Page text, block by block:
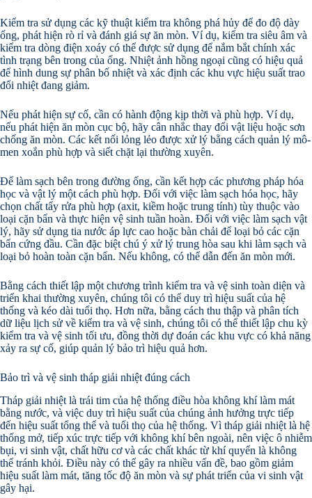
Kiểm tra sử dụng các kỹ thuật kiểm tra không phá hủy để đo độ dày
ống, phát hiện rò rỉ và đánh giá sự ăn mòn. Ví dụ, kiểm tra siêu âm và
kiểm tra dòng điện xoáy có thể được sử dụng để nắm bắt chính xác
tình trạng bên trong của ống. Nhiệt ảnh hồng ngoại cũng có hiệu quả
để hình dung sự phân bố nhiệt và xác định các khu vực hiệu suất trao
đổi nhiệt đang giảm.
Nếu phát hiện sự cố, cần có hành động kịp thời và phù hợp. Ví dụ,
nếu phát hiện ăn mòn cục bộ, hãy cân nhắc thay đổi vật liệu hoặc sơn
chống ăn mòn. Các kết nối lỏng lẻo được xử lý bằng cách quản lý mô-
men xoắn phù hợp và siết chặt lại thường xuyên.
Để làm sạch bên trong đường ống, cần kết hợp các phương pháp hóa
học và vật lý một cách phù hợp. Đối với việc làm sạch hóa học, hãy
chọn chất tẩy rửa phù hợp (axit, kiềm hoặc trung tính) tùy thuộc vào
loại cặn bẩn và thực hiện vệ sinh tuần hoàn. Đối với việc làm sạch vật
lý, hãy sử dụng tia nước áp lực cao hoặc bàn chải để loại bỏ các cặn
bẩn cứng đầu. Cần đặc biệt chú ý xử lý trung hòa sau khi làm sạch và
loại bỏ hoàn toàn cặn bẩn. Nếu không, có thể dẫn đến ăn mòn mới.
Bằng cách thiết lập một chương trình kiểm tra và vệ sinh toàn diện và
triển khai thường xuyên, chúng tôi có thể duy trì hiệu suất của hệ
thống và kéo dài tuổi thọ. Hơn nữa, bằng cách thu thập và phân tích
dữ liệu lịch sử về kiểm tra và vệ sinh, chúng tôi có thể thiết lập chu kỳ
kiểm tra và vệ sinh tối ưu, đồng thời dự đoán các khu vực có khả năng
xảy ra sự cố, giúp quản lý bảo trì hiệu quả hơn.
Bảo trì và vệ sinh tháp giải nhiệt đúng cách
Tháp giải nhiệt là trái tim của hệ thống điều hòa không khí làm mát
bằng nước, và việc duy trì hiệu suất của chúng ảnh hưởng trực tiếp
đến hiệu suất tổng thể và tuổi thọ của hệ thống. Vì tháp giải nhiệt là hệ
thống mở, tiếp xúc trực tiếp với không khí bên ngoài, nên việc ô nhiễm
bụi, vi sinh vật, chất hữu cơ và các chất khác từ khí quyển là không
thể tránh khỏi. Điều này có thể gây ra nhiều vấn đề, bao gồm giảm
hiệu suất làm mát, tăng tốc độ ăn mòn và sự phát triển của vi sinh vật
gây hại.